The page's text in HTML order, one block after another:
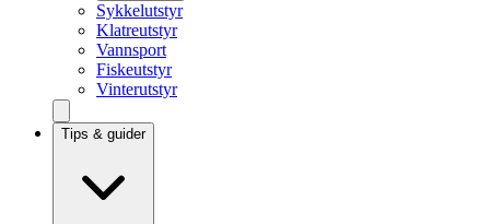
Sykkelutstyr
Klatreutstyr
Vannsport
Fiskeutstyr
Vinterutstyr
Tips & guider